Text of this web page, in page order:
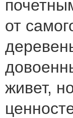
от
живет,